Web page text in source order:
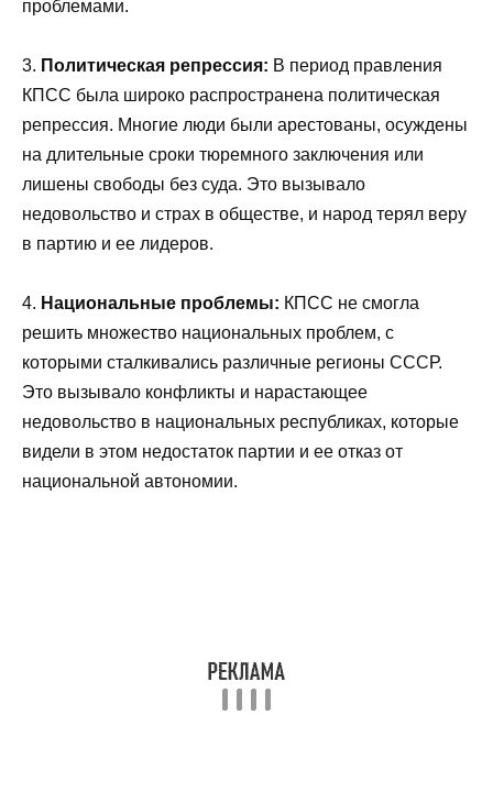
проблемами.
3. Политическая репрессия: В период правления
КПСС была широко распространена политическая
репрессия. Многие люди были арестованы, осуждены
на длительные сроки тюремного заключения или
лишены свободы без суда. Это вызывало
недовольство и страх в обществе, и народ терял веру
в партию и ее лидеров.
4. Национальные проблемы: КПСС не смогла
решить множество национальных проблем, с
которыми сталкивались различные регионы СССР.
Это вызывало конфликты и нарастающее
недовольство в национальных республиках, которые
видели в этом недостаток партии и ее отказ от
национальной автономии.